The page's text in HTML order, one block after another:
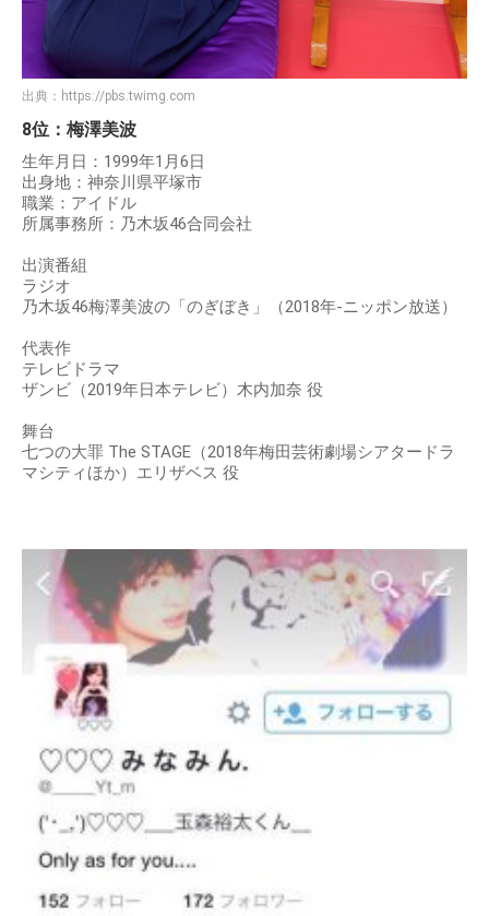
出典： https://pbs.twimg.com
8位：梅澤美波
生年月日：1999年1月6日
出身地：神奈川県平塚市
職業：アイドル
所属事務所：乃木坂46合同会社
出演番組
ラジオ
乃木坂46梅澤美波の「のぎぼき」（2018年-ニッポン放送）
代表作
テレビドラマ
ザンビ（2019年日本テレビ）木内加奈 役
舞台
七つの大罪 The STAGE（2018年梅田芸術劇場シアタードラ
マシティほか）エリザベス 役